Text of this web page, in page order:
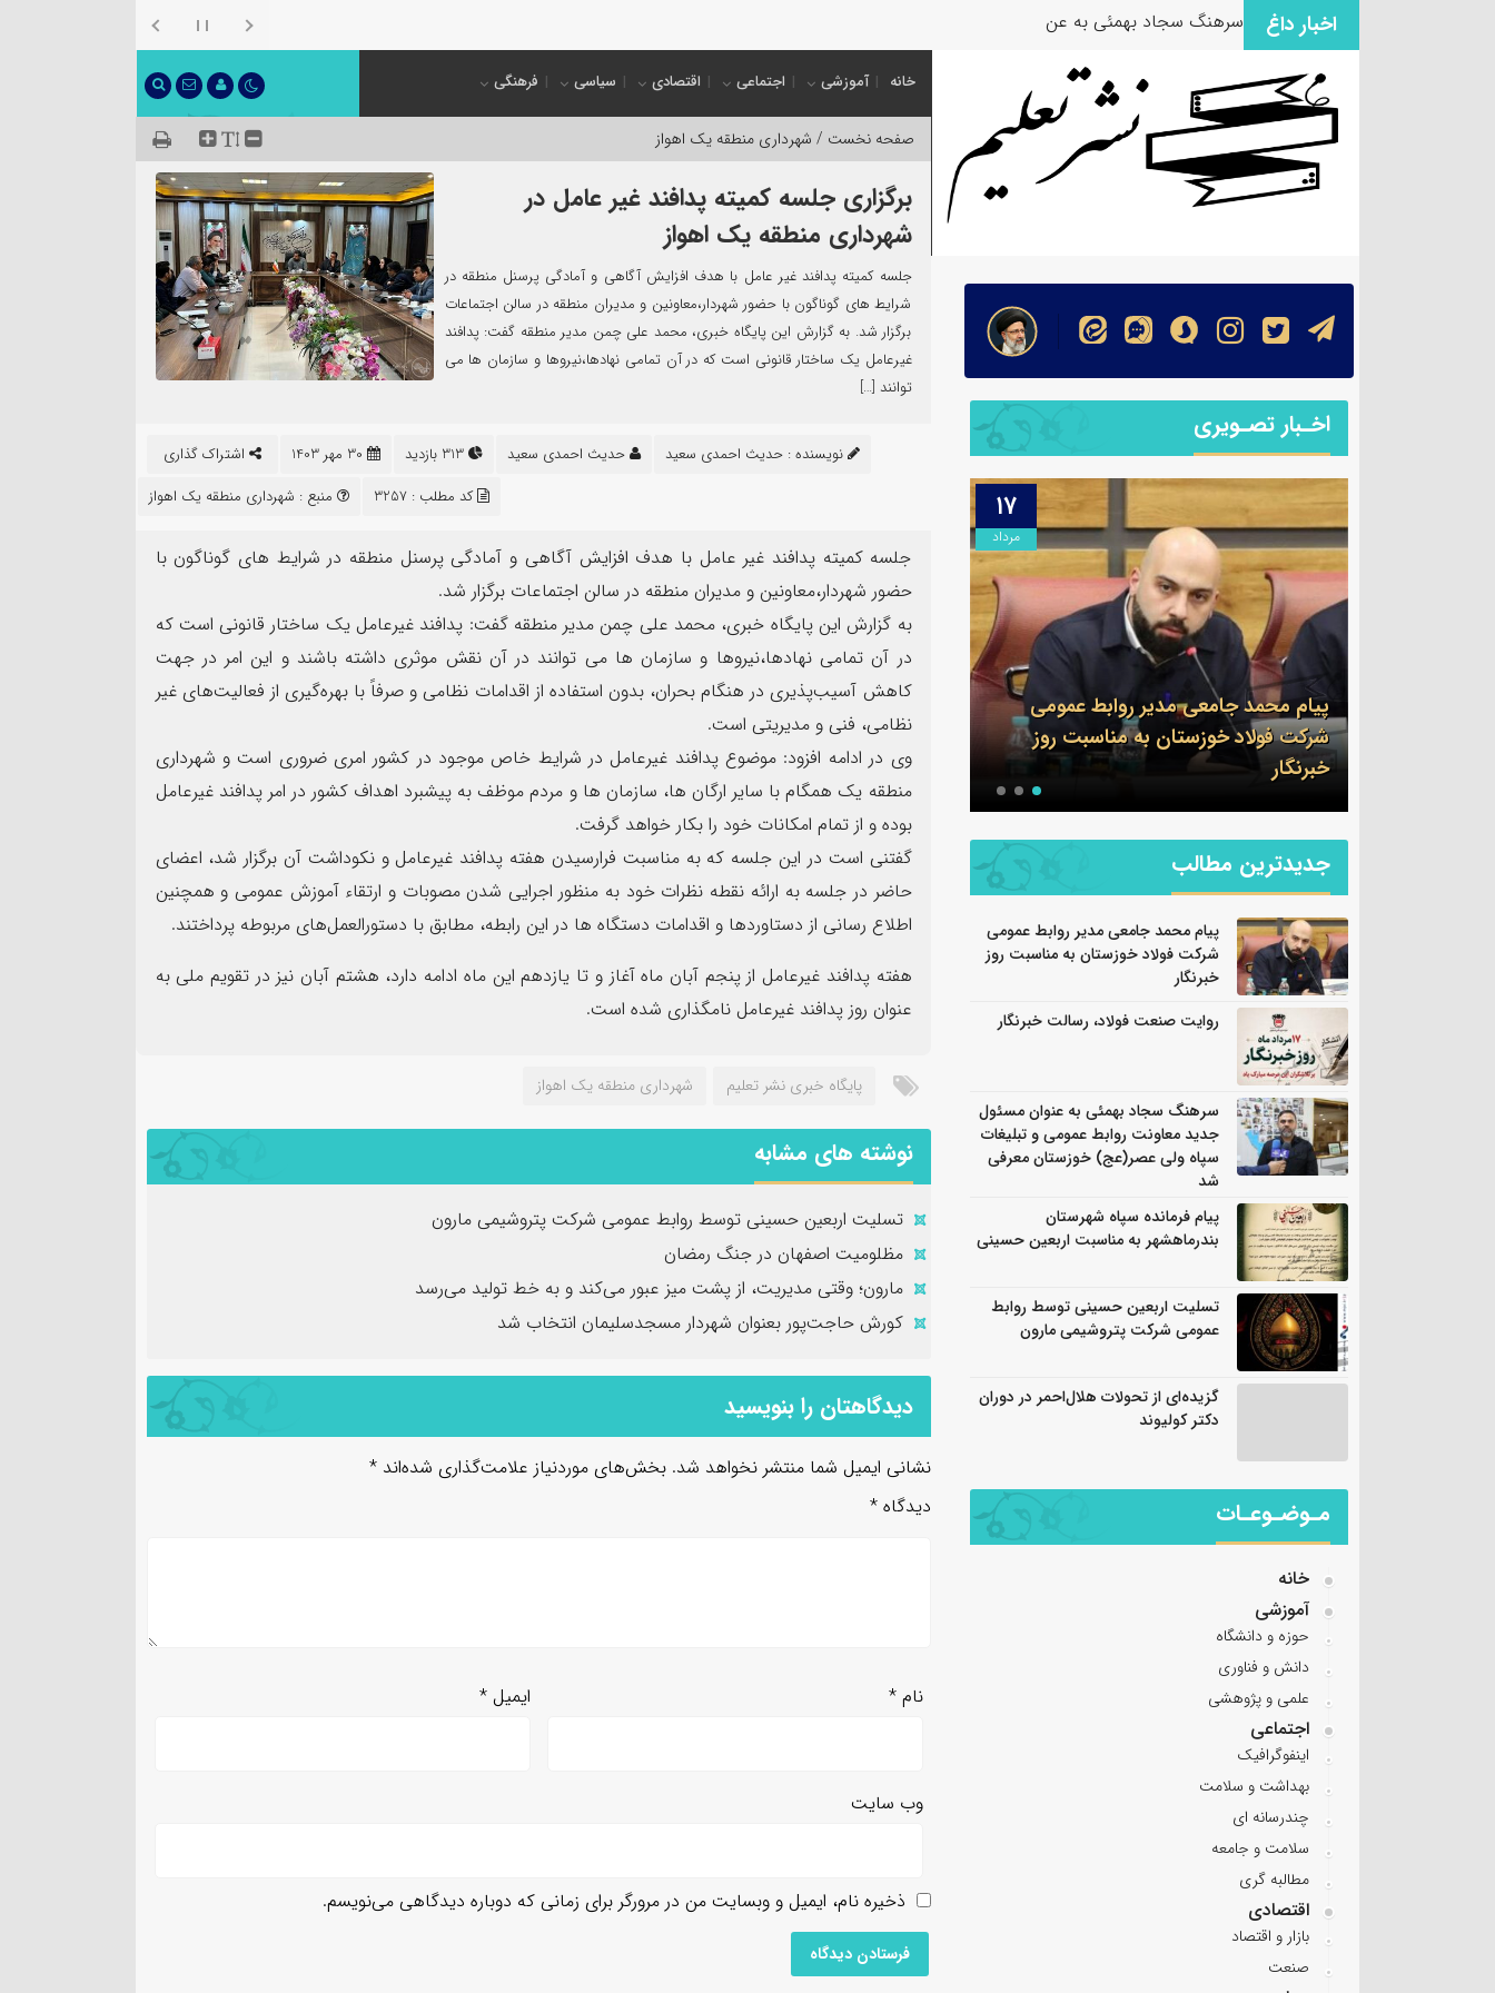
اخبار داغ سرهنگ سجاد بهمئی به عنوان مسئول
خانه آموزشی اجتماعی اقتصادی سیاسی فرهنگی
صفحه نخست / شهرداری منطقه یک اهواز
برگزاری جلسه کمیته پدافند غیر عامل در
شهرداری منطقه یک اهواز
جلسه کمیته پدافند غیر عامل با هدف افزایش آگاهی و آمادگی پرسنل منطقه در
شرایط های گوناگون با حضور شهردار،معاونین و مدیران منطقه در سالن اجتماعات
برگزار شد. به گزارش این پایگاه خبری، محمد علی چمن مدیر منطقه گفت: پدافند
غیرعامل یک ساختار قانونی است که در آن تمامی نهادها،نیروها و سازمان ها می
توانند […]
اشتراک گذاری حدیث احمدی سعید نویسنده : حدیث احمدی سعید
منبع : شهرداری منطقه یک اهواز کد مطلب : 3257
جلسه کمیته پدافند غیر عامل با هدف افزایش آگاهی و آمادگی پرسنل منطقه در شرایط های گوناگون با
حضور شهردار،معاونین و مدیران منطقه در سالن اجتماعات برگزار شد.
به گزارش این پایگاه خبری، محمد علی چمن مدیر منطقه گفت: پدافند غیرعامل یک ساختار قانونی است که
در آن تمامی نهادها،نیروها و سازمان ها می توانند در آن نقش موثری داشته باشند و این امر در جهت
کاهش آسیب‌پذیری در هنگام بحران، بدون استفاده از اقدامات نظامی و صرفاً با بهره‌گیری از فعالیت‌های غیر
نظامی، فنی و مدیریتی است.
وی در ادامه افزود: موضوع پدافند غیرعامل در شرایط خاص موجود در کشور امری ضروری است و شهرداری
منطقه یک همگام با سایر ارگان ها، سازمان ها و مردم موظف به پیشبرد اهداف کشور در امر پدافند غیرعامل
بوده و از تمام امکانات خود را بکار خواهد گرفت.
گفتنی است در این جلسه که به مناسبت فرارسیدن هفته پدافند غیرعامل و نکوداشت آن برگزار شد، اعضای
حاضر در جلسه به ارائه نقطه نظرات خود به منظور اجرایی شدن مصوبات و ارتقاء آموزش عمومی و همچنین
اطلاع رسانی از دستاوردها و اقدامات دستگاه ها در این رابطه، مطابق با دستورالعمل‌های مربوطه پرداختند.
هفته پدافند غیرعامل از پنجم آبان ماه آغاز و تا یازدهم این ماه ادامه دارد، هشتم آبان نیز در تقویم ملی به
عنوان روز پدافند غیرعامل نامگذاری شده است.
پایگاه خبری نشر تعلیم شهرداری منطقه یک اهواز
نوشته های مشابه
تسلیت اربعین حسینی توسط روابط عمومی شرکت پتروشیمی مارون
مظلومیت اصفهان در جنگ رمضان
مارون؛ وقتی مدیریت، از پشت میز عبور می‌کند و به خط تولید می‌رسد
کورش حاجت‌پور بعنوان شهردار مسجدسلیمان انتخاب شد
دیدگاهتان را بنویسید
نشانی ایمیل شما منتشر نخواهد شد. بخش‌های موردنیاز علامت‌گذاری شده‌اند *
دیدگاه *
نام* ایمیل *
وب‌ سایت
ذخیره نام، ایمیل و وبسایت من در مرورگر برای زمانی که دوباره دیدگاهی می‌نویسم.
اخـبار تصـویری
۱۷
مرداد
روایت صنعت فولاد،‌ رسالت خبرنگار
سرهنگ سجاد بهمئی به عنوان مسئول
جدید معاونت روابط عمومی و تبلیغات
سپاه ولی عصر(عج) خوزستان معرفی شد
۱۷
پیام محمد جامعی مدیر روابط عمومی
خبرنگار
روایت صنعت فولاد،‌
جدیدترین مطالب
پیام محمد جامعی مدیر روابط عمومی
شرکت فولاد خوزستان به مناسبت روز
خبرنگار
روایت صنعت فولاد،‌ رسالت خبرنگار
سرهنگ سجاد بهمئی به عنوان مسئول
جدید معاونت روابط عمومی و تبلیغات
سپاه ولی عصر(عج) خوزستان معرفی
شد
پیام فرمانده سپاه شهرستان
بندرماهشهر به مناسبت اربعین حسینی
تسلیت اربعین حسینی توسط روابط
عمومی شرکت پتروشیمی مارون
گزیده‌ای از تحولات هلال‌احمر در دوران
دکتر کولیوند
مـوضـوعـات
خانه
آموزشی
حوزه و دانشگاه
دانش و فناوری
علمی و پژوهشی
اجتماعی
اینفوگرافیک
بهداشت و سلامت
چندرسانه ای
سلامت و جامعه
مطالبه گری
اقتصادی
بازار و اقتصاد
صنعت